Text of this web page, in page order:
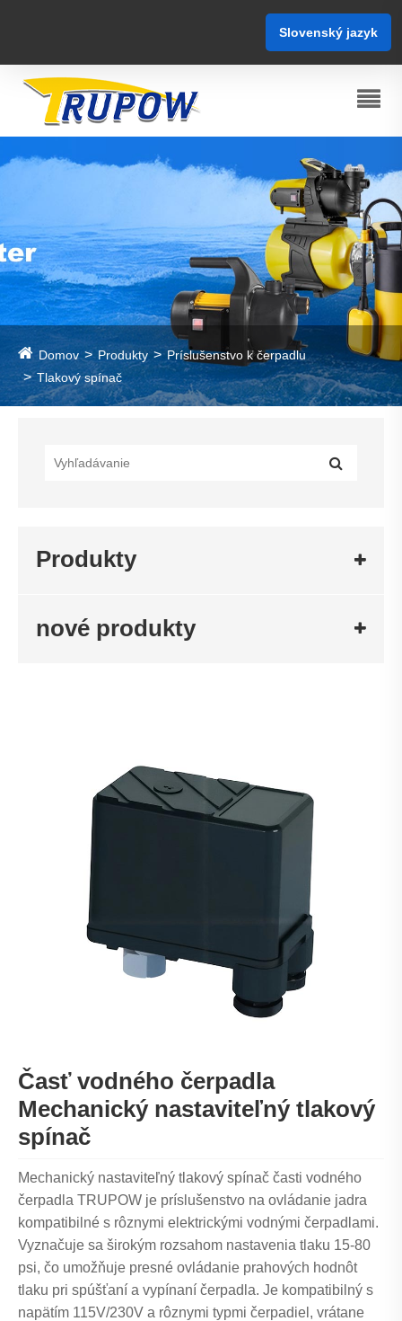
Slovenský jazyk
Domov Produkty
Príslušenstvo k čerpadlu
Tlakový spínač
Produkty
nové produkty
Časť vodného čerpadla
Mechanický nastaviteľný tlakový
spínač
Mechanický nastaviteľný tlakový spínač časti vodného
čerpadla TRUPOW je príslušenstvo na ovládanie jadra
kompatibilné s rôznymi elektrickými vodnými čerpadlami.
Vyznačuje sa širokým rozsahom nastavenia tlaku 15-80
psi, čo umožňuje presné ovládanie prahových hodnôt
tlaku pri spúšťaní a vypínaní čerpadla. Je kompatibilný s
napätím 115V/230V a rôznymi typmi čerpadiel, vrátane